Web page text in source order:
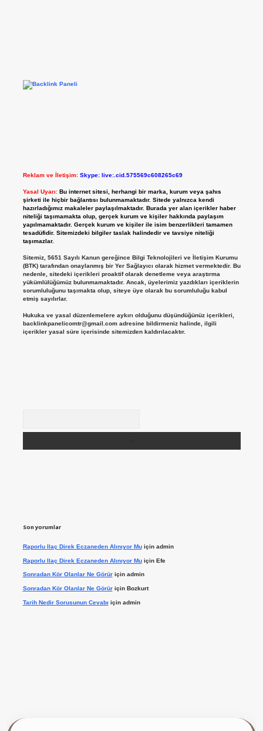
Reklam ve İletişim: Skype: live:.cid.575569c608265c69
Yasal Uyarı: Bu internet sitesi, herhangi bir marka, kurum veya şahıs
şirketi ile hiçbir bağlantısı bulunmamaktadır. Sitede yalnızca kendi
hazırladığımız makaleler paylaşılmaktadır. Burada yer alan içerikler haber
niteliği taşımamakta olup, gerçek kurum ve kişiler hakkında paylaşım
yapılmamaktadır. Gerçek kurum ve kişiler ile isim benzerlikleri tamamen
tesadüfidir. Sitemizdeki bilgiler taslak halindedir ve tavsiye niteliği
taşımazlar.
Sitemiz, 5651 Sayılı Kanun gereğince Bilgi Teknolojileri ve İletişim Kurumu
(BTK) tarafından onaylanmış bir Yer Sağlayıcı olarak hizmet vermektedir. Bu
nedenle, sitedeki içerikleri proaktif olarak denetleme veya araştırma
yükümlülüğümüz bulunmamaktadır. Ancak, üyelerimiz yazdıkları içeriklerin
sorumluluğunu taşımakta olup, siteye üye olarak bu sorumluluğu kabul
etmiş sayılırlar.
Hukuka ve yasal düzenlemelere aykırı olduğunu düşündüğünüz içerikleri,
backlinkpanelicomtr@gmail.comadresine bildirmeniz halinde, ilgili
içerikler yasal süre içerisinde sitemizden kaldırılacaktır.
Son yorumlar
Raporlu Ilaç Direk Eczaneden Alınıyor Muiçin admin
Raporlu Ilaç Direk Eczaneden Alınıyor Muiçin Efe
Sonradan Kör Olanlar Ne Görüriçin admin
Sonradan Kör Olanlar Ne Görüriçin Bozkurt
Tarih Nedir Sorusunun Cevabı için admin